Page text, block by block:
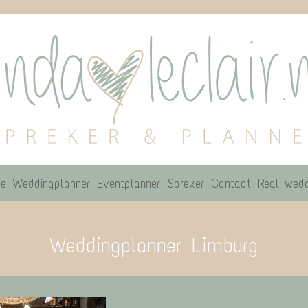
Weddingplanner Eventplanner Spreker Contact Real
Weddingplanner Limburg